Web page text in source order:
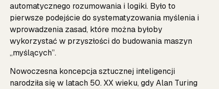
automatycznego rozumowania i logiki. Było to
pierwsze podejście do systematyzowania myślenia i
wprowadzenia zasad, które można byłoby
wykorzystać w przyszłości do budowania maszyn
„myślących”.
Nowoczesna koncepcja sztucznej inteligencji
narodziła się w latach 50. XX wieku, gdy Alan Turing